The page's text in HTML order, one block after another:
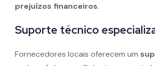
prejuízos financeiros.
Suporte técnico
Fornecedores locais oferecem um